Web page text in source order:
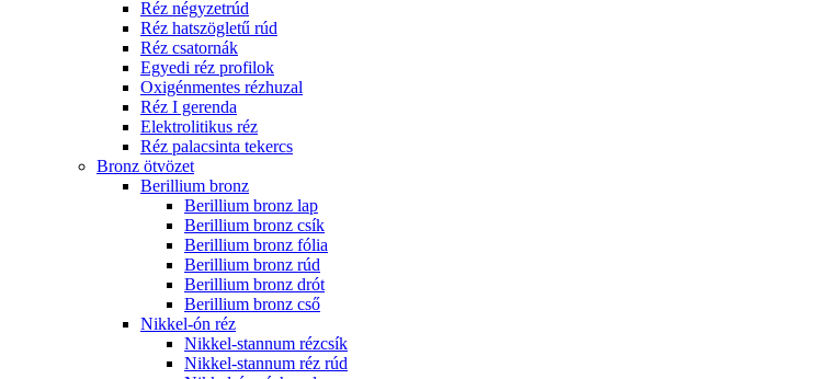
Réz négyzetrúd
Réz hatszögletű rúd
Réz csatornák
Egyedi réz profilok
Oxigénmentes rézhuzal
Réz I gerenda
Elektrolitikus réz
Réz palacsinta tekercs
Bronz ötvözet
Berillium bronz
Berillium bronz lap
Berillium bronz csík
Berillium bronz fólia
Berillium bronz rúd
Berillium bronz drót
Berillium bronz cső
Nikkel-ón réz
Nikkel-stannum rézcsík
Nikkel-stannum réz rúd